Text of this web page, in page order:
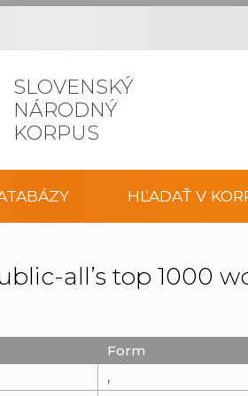
SLOVENSKÝ
NÁRODNÝ
KORPUS
HĽADAŤ V
all’s top 1000
Form
,